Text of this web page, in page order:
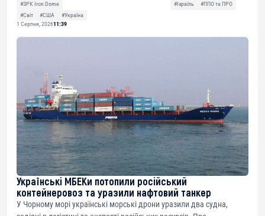
#ЗРК Iron Dome #Ізраїль
#ППО та ПРО
#Світ
#США
#Україна
1 Серпня, 202611:39
Українські МБЕКи потопили російський
контейнеровоз та уразили нафтовий танкер
У Чорному морі українські морські дрони уразили два судна,